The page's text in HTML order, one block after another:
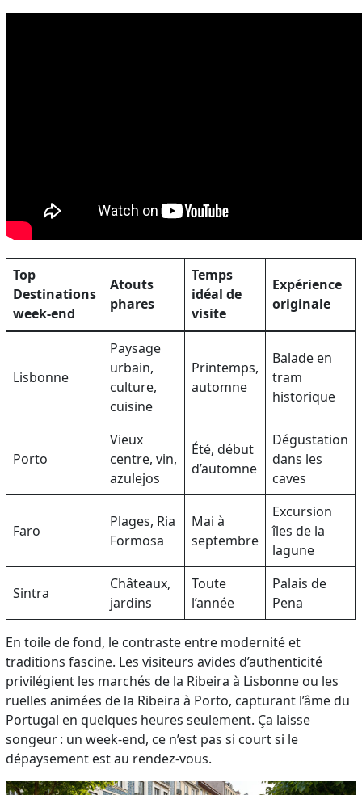
Top
Destinations
week-end
Atouts
phares
Temps
idéal de
visite
Expérience
originale
Lisbonne
Paysage
urbain,
culture,
cuisine
Printemps,
automne
Balade en
tram
historique
Porto
Vieux
centre, vin,
azulejos
Été, début
d’automne
Dégustation
dans les
caves
Faro
Plages, Ria
Formosa
Mai à
septembre
Excursion
îles de la
lagune
Sintra
Châteaux,
jardins
Toute
l’année
Palais de
Pena
En toile de fond, le contraste entre modernité et
traditions fascine. Les visiteurs avides d’authenticité
privilégient les marchés de la Ribeira à Lisbonne ou les
ruelles animées de la Ribeira à Porto, capturant l’âme du
Portugal en quelques heures seulement. Ça laisse
songeur : un week-end, ce n’est pas si court si le
dépaysement est au rendez-vous.